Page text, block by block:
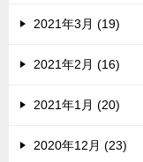
2021年3月 (19)
2021年2月 (16)
2021年1月 (20)
2020年12月 (23)